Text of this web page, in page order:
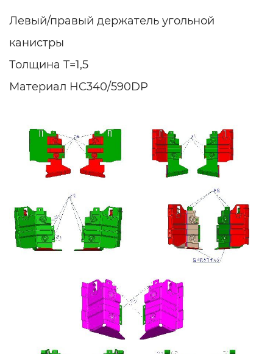
Левый/правый держатель угольной
канистры
Толщина T=1,5
Материал HC340/590DP